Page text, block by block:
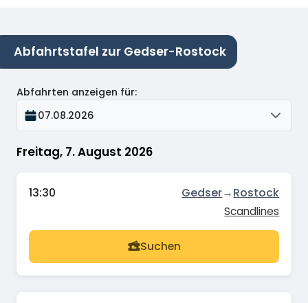
Abfahrtstafel zur Gedser-Rostock
Freitag, 7. August 2026
Abfahrten anzeigen für:
07.08.2026
13:30 Gedser→Rostock
Scandlines
Suchen